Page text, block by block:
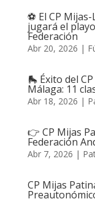
⚽ El CP
jugará el
Federación
Abr 20, 2026 |
🛼 Éxito del
Málaga: 11
Abr 18, 2026 |
👉 CP Mijas
Federación
Abr 7, 2026 |
CP Mijas